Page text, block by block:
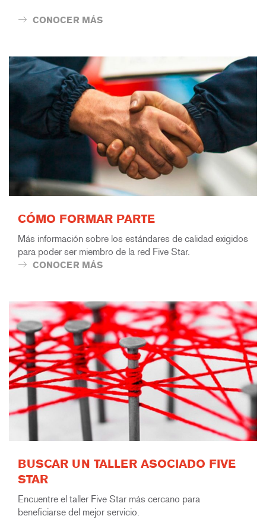
CONOCER MÁS
CÓMO FORMAR PARTE
Más información sobre los estándares de calidad exigidos
para poder ser miembro de la red Five Star.
CONOCER MÁS
BUSCAR UN TALLER ASOCIADO FIVE
STAR
Encuentre el taller Five Star más cercano para
beneficiarse del mejor servicio.